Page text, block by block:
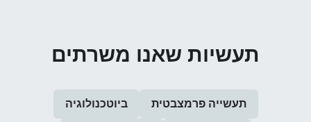
תעשיות שאנו משרתים
תעשייה פרמצבטית
ביוטכנולוגיה